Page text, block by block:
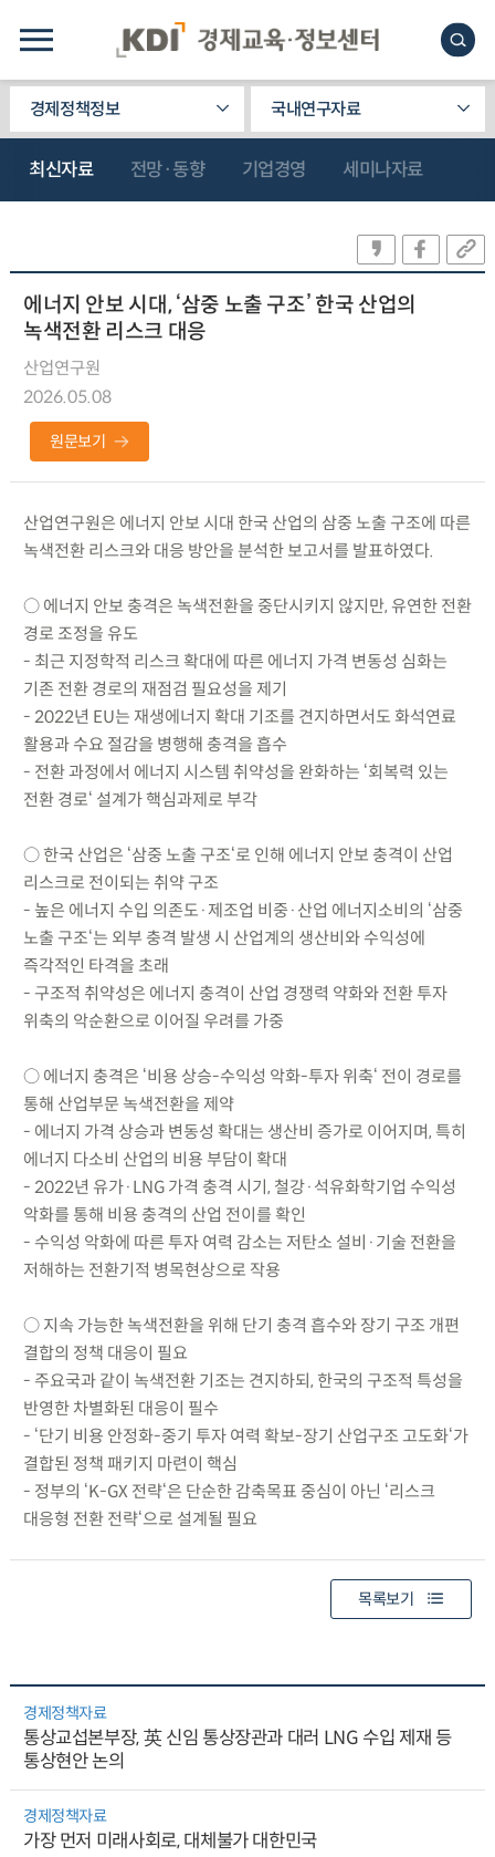
경제정책정보 국내연구자료
최신자료 전망·동향 기업경영 세미나자료
에너지 안보 시대, ‘삼중 노출 구조’ 한국 산업의
녹색전환 리스크 대응
산업연구원
2026.05.08
원문보기
산업연구원은 에너지 안보 시대 한국 산업의 삼중 노출 구조에 따른
녹색전환 리스크와 대응 방안을 분석한 보고서를 발표하였다.
○ 에너지 안보 충격은 녹색전환을 중단시키지 않지만, 유연한 전환
경로 조정을 유도
- 최근 지정학적 리스크 확대에 따른 에너지 가격 변동성 심화는
기존 전환 경로의 재점검 필요성을 제기
- 2022년 EU는 재생에너지 확대 기조를 견지하면서도 화석연료
활용과 수요 절감을 병행해 충격을 흡수
- 전환 과정에서 에너지 시스템 취약성을 완화하는 ‘회복력 있는
전환 경로‘ 설계가 핵심과제로 부각
○ 한국 산업은 ‘삼중 노출 구조‘로 인해 에너지 안보 충격이 산업
리스크로 전이되는 취약 구조
- 높은 에너지 수입 의존도·제조업 비중·산업 에너지소비의 ‘삼중
노출 구조‘는 외부 충격 발생 시 산업계의 생산비와 수익성에
즉각적인 타격을 초래
- 구조적 취약성은 에너지 충격이 산업 경쟁력 약화와 전환 투자
위축의 악순환으로 이어질 우려를 가중
○ 에너지 충격은 ‘비용 상승-수익성 악화-투자 위축‘ 전이 경로를
통해 산업부문 녹색전환을 제약
- 에너지 가격 상승과 변동성 확대는 생산비 증가로 이어지며, 특히
에너지 다소비 산업의 비용 부담이 확대
- 2022년 유가·LNG 가격 충격 시기, 철강·석유화학기업 수익성
악화를 통해 비용 충격의 산업 전이를 확인
- 수익성 악화에 따른 투자 여력 감소는 저탄소 설비·기술 전환을
저해하는 전환기적 병목현상으로 작용
○ 지속 가능한 녹색전환을 위해 단기 충격 흡수와 장기 구조 개편
결합의 정책 대응이 필요
- 주요국과 같이 녹색전환 기조는 견지하되, 한국의 구조적 특성을
반영한 차별화된 대응이 필수
- ‘단기 비용 안정화-중기 투자 여력 확보-장기 산업구조 고도화‘가
결합된 정책 패키지 마련이 핵심
- 정부의 ‘K-GX 전략‘은 단순한 감축목표 중심이 아닌 ‘리스크
대응형 전환 전략‘으로 설계될 필요
목록보기
경제정책자료
통상교섭본부장, 英 신임 통상장관과 대러 LNG 수입 제재 등
통상현안 논의
경제정책자료
가장 먼저 미래사회로, 대체불가 대한민국